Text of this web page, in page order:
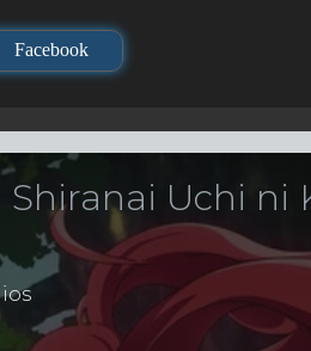
Facebook
Shiranai Uchi ni